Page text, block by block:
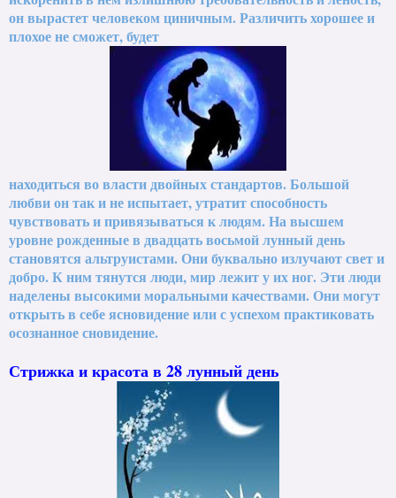
он вырастет человеком циничным. Различить хорошее и
плохое не сможет, будет
находиться во власти двойных стандартов. Большой
любви он так и не испытает, утратит способность
чувствовать и привязываться к людям. На высшем
уровне рожденные в двадцать восьмой лунный день
становятся альтруистами. Они буквально излучают свет и
добро. К ним тянутся люди, мир лежит у их ног. Эти люди
наделены высокими моральными качествами. Они могут
открыть в себе ясновидение или с успехом практиковать
осознанное сновидение.
Стрижка и красота в 28 лунный день